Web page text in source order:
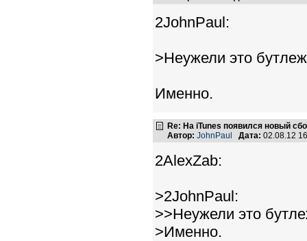
2JohnPaul:
>Неужели это
Именно.
Re: На iTunes появился новый
Автор: JohnPaul Дата: 02.08.12
2AlexZab:
>2JohnPaul:
>>Неужели это
>Именно.